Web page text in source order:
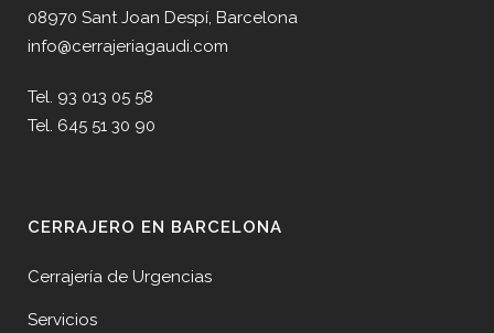
08970 Sant Joan Despí, Barcelona
info@cerrajeriagaudi.com
Tel. 93 013 05 58
Tel. 645 51 30 90
CERRAJERO EN BARCELONA
Cerrajería de Urgencias
Servicios